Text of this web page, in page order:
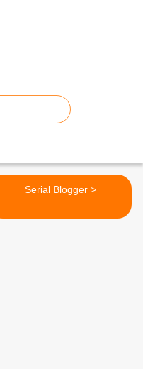
Serial Blogger >